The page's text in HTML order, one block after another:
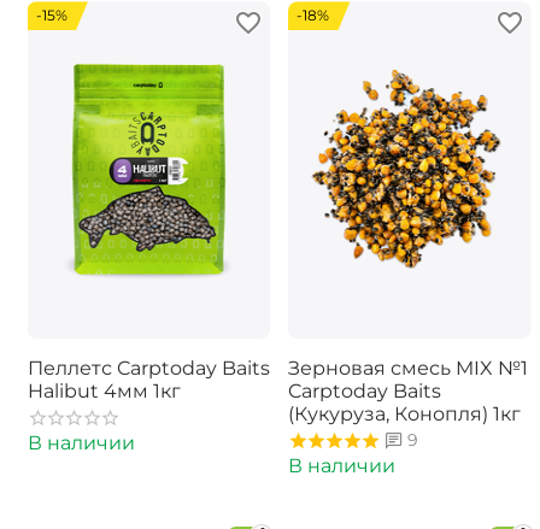
-15%
Пеллетс Carptoday Baits
Halibut 4мм 1кг
В наличии
-18%
Зерновая смесь MIX №1
Carptoday Baits
(Кукуруза, Конопля) 1кг
9
В наличии